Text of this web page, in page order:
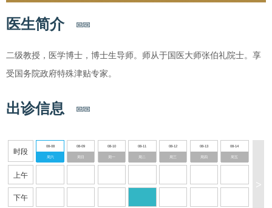
医生简介
二级教授，医学博士，博士生导师。师从于国医大师张伯礼院士。享
受国务院政府特殊津贴专家。
出诊信息
时段
上午
下午
08-08
周六
08-09
周日
08-10
周一
08-11
周二
08-12
周三
08-13
周四
08-14
周五
>